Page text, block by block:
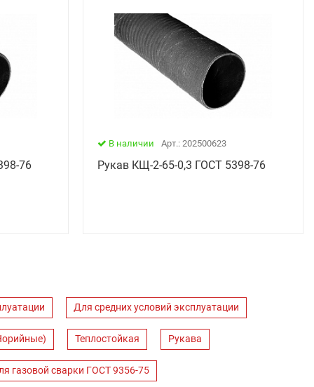
76
В наличии Арт.: 202500623
Рукав КЩ-2-65-0,3 ГОСТ 5398-76
Для средних условий эксплуатации
Теплостойкая Рукава
газовой сварки ГОСТ 9356-75